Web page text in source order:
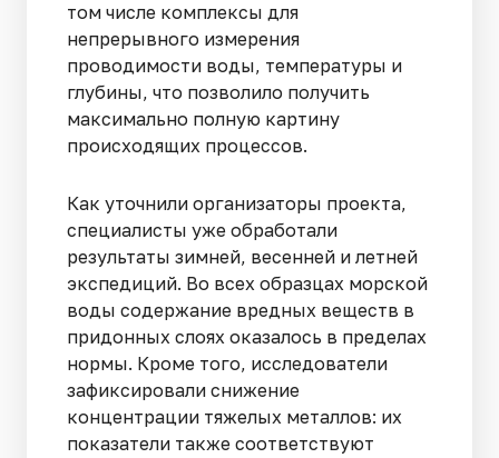
том числе комплексы для
непрерывного измерения
проводимости воды, температуры и
глубины, что позволило получить
максимально полную картину
происходящих процессов.
Как уточнили организаторы проекта,
специалисты уже обработали
результаты зимней, весенней и летней
экспедиций. Во всех образцах морской
воды содержание вредных веществ в
придонных слоях оказалось в пределах
нормы. Кроме того, исследователи
зафиксировали снижение
концентрации тяжелых металлов: их
показатели также соответствуют